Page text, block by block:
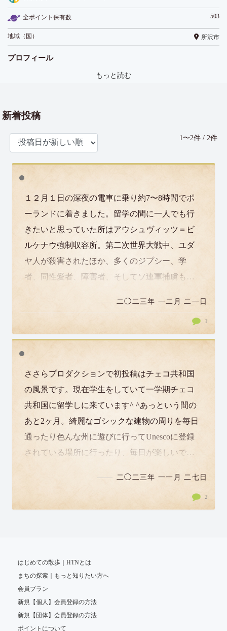
全ポイント保有数 503
地域（国） 所沢市
プロフィール
もっと読む
新着投稿
1〜2件 / 2件
１２月１日の深夜の電車に乗り約7〜8時間でポ
ーランドに着きました。留学の間に一人でも行
きたいと思っていた所はアウシュヴィッツ＝ビ
ルケナウ強制収容所。第二次世界大戦中、ユダ
ヤ人が殺害されたほか、多くのジプシー、学
者、同性愛者、障害者、そしてソ連軍捕虜も犠
二◯二三年 一二月 二一日
1
ささらプロダクションで初投稿はチェコ共和国
の風景です。現在学生をしていて一学期チェコ
共和国に留学しに来ています^ ^あっという間の
あと2ヶ月。綺麗なゴシックな建物の周りを毎日
通ったり色んな州に遊びに行ってUnescoに登録
されている場所に行ったり、毎日が楽しいで
二◯二三年 一一月 二七日
2
はじめての散歩｜HTNとは
まちの探索｜もっと知りたい方へ
会員プラン
新規【個人】会員登録の方法
新規【団体】会員登録の方法
ポイントについて